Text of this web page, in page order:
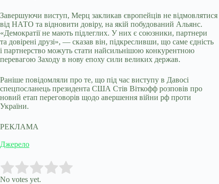
Завершуючи виступ, Мерц закликав європейців не відмовлятися
від НАТО та відновити довіру, на якій побудований Альянс.
«Демократії не мають підлеглих. У них є союзники, партнери
та довірені друзі», — сказав він, підкресливши, що саме єдність
і партнерство можуть стати найсильнішою конкурентною
перевагою Заходу в нову епоху сили великих держав.
Раніше повідомляли про те, що під час виступу в Давосі
спецпосланець президента США Стів Віткофф розповів про
новий етап переговорів щодо авершення війни рф проти
України.
РЕКЛАМА
Джерело
Rate this item:
No votes yet.